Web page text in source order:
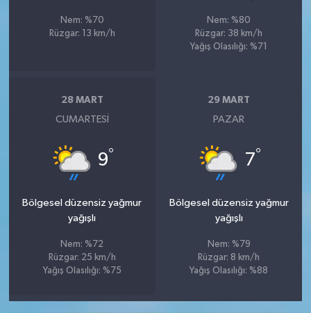
Nem: %70
Rüzgar: 13 km/h
Nem: %80
Rüzgar: 38 km/h
Yağış Olasılığı: %71
28 MART
CUMARTESI
9°
Bölgesel düzensiz yağmur
yağışlı
Nem: %72
Rüzgar: 25 km/h
Yağış Olasılığı: %75
29 MART
PAZAR
7°
Bölgesel düzensiz yağmur
yağışlı
Nem: %79
Rüzgar: 8 km/h
Yağış Olasılığı: %88